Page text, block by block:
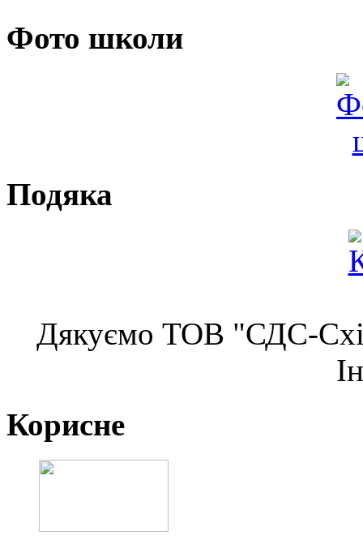
Фото школи
Подяка
Дякуємо ТОВ "СДС-
Корисне